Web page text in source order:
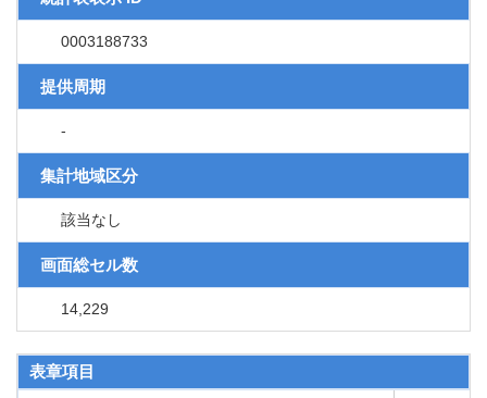
0003188733
提供周期
-
集計地域区分
該当なし
画面総セル数
14,229
表章項目